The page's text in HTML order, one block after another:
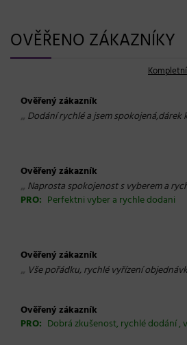
OVĚŘENO ZÁKAZNÍKY
Ověřený zákazník
„ Dodání rychlé a jsem spokojená,dárek
Ověřený zákazník
„ Naprosta spokojenost s vyberem a
PRO: Perfektni vyber a rychle dodani
Ověřený zákazník
„ Vše pořádku, rychlé vyřízení
Ověřený zákazník
PRO: Dobrá zkušenost, rychlé dodání ,